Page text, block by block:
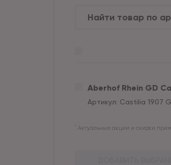
Aberhof Rhein GD
Артикул: Castilia 1907
* Актуальные акции и скидки